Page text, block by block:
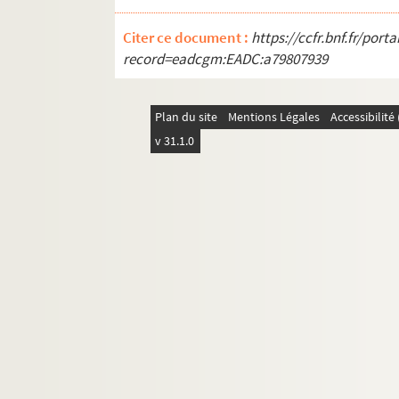
SD IC225. Cours de gym ?
SD IC226. Sorties du Patronage
SD IC228. Inauguration des écoles
Citer ce document : https://ccfr.bnf.fr/
record=eadcgm:EADC:a79807939
Plan du site Mentions Légales
v 31.1.0